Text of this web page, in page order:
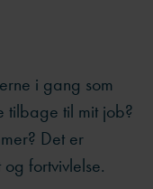
i gang som
tilbage til mit job?
Det er
fortvivlelse.